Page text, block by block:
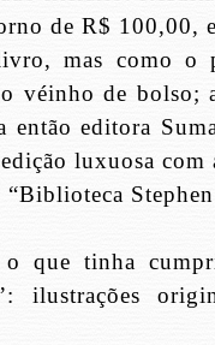
de R$ 100,00,
mas como o
véinho de bolso;
então editora
luxuosa com
que tinha
ilustrações